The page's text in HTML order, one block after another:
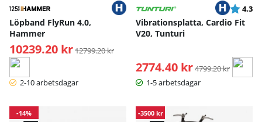
Löpband FlyRun 4.0,
Hammer
10239.20 kr Ordinarie pris:
12799.20 kr
2-10 arbetsdagar
Betyg:
4.3
Vibrationsplatta, Cardio Fit
V20, Tunturi
2774.40 kr Ordinarie pris:
4799.20 kr
1-5 arbetsdagar
-14% -3500 kr